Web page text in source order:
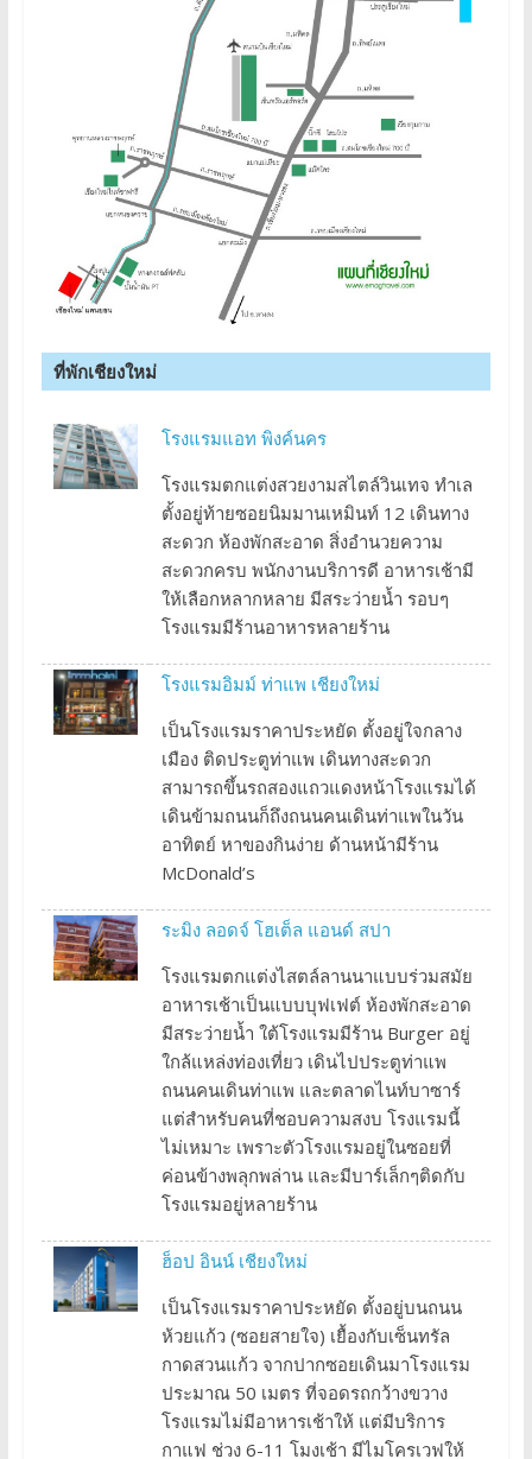
ที่พักเชียงใหม่
โรงแรมแอท พิงค์นคร
โรงแรมตกแต่งสวยงามสไตล์วินเทจ ทำเล
ตั้งอยู่ท้ายซอยนิมมานเหมินท์ 12 เดินทาง
สะดวก ห้องพักสะอาด สิ่งอำนวยความ
สะดวกครบ พนักงานบริการดี อาหารเช้ามี
ให้เลือกหลากหลาย มีสระว่ายน้ำ รอบๆ
โรงแรมมีร้านอาหารหลายร้าน
โรงแรมอิมม์ ท่าแพ เชียงใหม่
เป็นโรงแรมราคาประหยัด ตั้งอยู่ใจกลาง
เมือง ติดประตูท่าแพ เดินทางสะดวก
สามารถขึ้นรถสองแถวแดงหน้าโรงแรมได้
เดินข้ามถนนก็ถึงถนนคนเดินท่าแพในวัน
อาทิตย์ หาของกินง่าย ด้านหน้ามีร้าน
McDonald’s
ระมิง ลอดจ์ โฮเต็ล แอนด์ สปา
โรงแรมตกแต่งไสตล์ลานนาแบบร่วมสมัย
อาหารเช้าเป็นแบบบุฟเฟต์ ห้องพักสะอาด
มีสระว่ายน้ำ ใต้โรงแรมมีร้าน Burger อยู่
ใกล้แหล่งท่องเที่ยว เดินไปประตูท่าแพ
ถนนคนเดินท่าแพ และตลาดไนท์บาซาร์
แต่สำหรับคนที่ชอบความสงบ โรงแรมนี้
ไม่เหมาะ เพราะตัวโรงแรมอยู่ในซอยที่
ค่อนข้างพลุกพล่าน และมีบาร์เล็กๆติดกับ
โรงแรมอยู่หลายร้าน
ฮ็อป อินน์ เชียงใหม่
เป็นโรงแรมราคาประหยัด ตั้งอยู่บนถนน
ห้วยแก้ว (ซอยสายใจ) เยื้องกับเซ็นทรัล
กาดสวนแก้ว จากปากซอยเดินมาโรงแรม
ประมาณ 50 เมตร ที่จอดรถกว้างขวาง
โรงแรมไม่มีอาหารเช้าให้ แต่มีบริการ
กาแฟ ช่วง 6-11 โมงเช้า มีไมโครเวฟให้